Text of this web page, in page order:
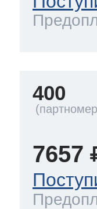
400
7657